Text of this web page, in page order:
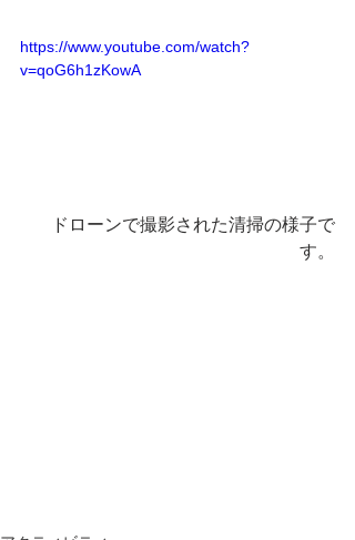
https://www.youtube.com/watch?
v=qoG6h1zKowA
ドローンで撮影された清掃の様子で
す。